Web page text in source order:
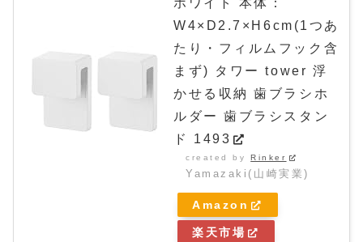
ホワイト 本体：
W4×D2.7×H6cm(1つあ
たり・フィルムフック含
まず) タワー tower 浮
かせる収納 歯ブラシホ
ルダー 歯ブラシスタン
ド 1493
created byRinker
Yamazaki(山崎実業)
Amazon
楽天市場